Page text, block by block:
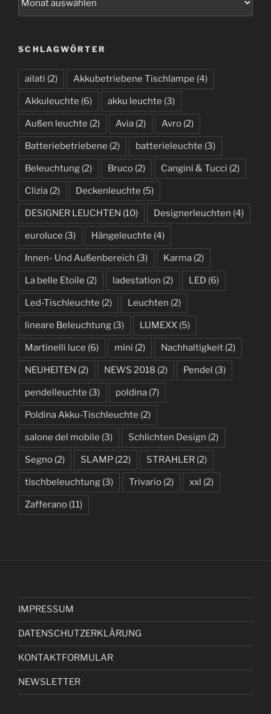
i
v
SCHLAGWÖRTER
ailati (2) Akkubetriebene Tischlampe (4)
Akkuleuchte (6) akku leuchte (3)
Außen leuchte (2) Avia (2) Avro (2)
Batteriebetriebene (2) batterieleuchte (3)
Beleuchtung (2) Bruco (2) Cangini & Tucci (2)
Clizia (2) Deckenleuchte (5)
DESIGNER LEUCHTEN (10) Designerleuchten (4)
euroluce (3) Hängeleuchte (4)
Innen- Und Außenbereich (3) Karma (2)
La belle Etoile (2) ladestation (2) LED (6)
Led-Tischleuchte (2) Leuchten (2)
lineare Beleuchtung (3) LUMEXX (5)
Martinelli luce (6) mini (2) Nachhaltigkeit (2)
NEUHEITEN (2) NEWS 2018 (2) Pendel (3)
pendelleuchte (3) poldina (7)
Poldina Akku-Tischleuchte (2)
salone del mobile (3) Schlichten Design (2)
Segno (2) SLAMP (22) STRAHLER (2)
tischbeleuchtung (3) Trivario (2) xxl (2)
Zafferano (11)
IMPRESSUM
DATENSCHUTZERKLÄRUNG
KONTAKTFORMULAR
NEWSLETTER